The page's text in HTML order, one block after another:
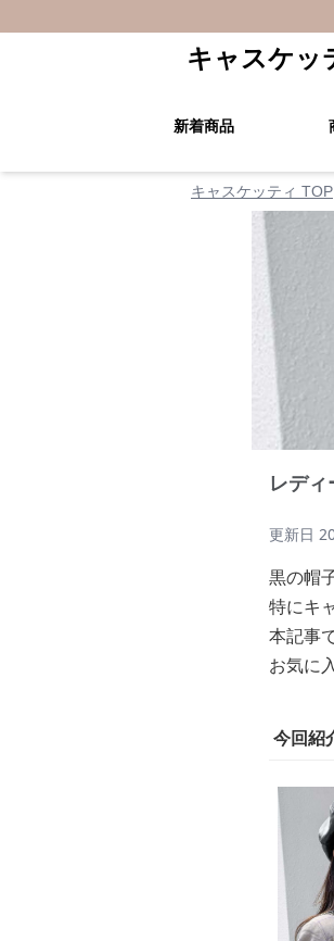
キャスケッ
新着商品
キャスケッティ TOP
レデ
更新日
黒の帽
特にキ
本記事
お気に
今回紹